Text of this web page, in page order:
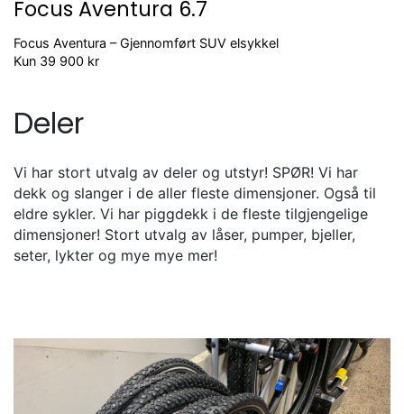
Focus Aventura 6.7
Focus Aventura – Gjennomført SUV elsykkel
Kun 39 900 kr
Deler
Vi har stort utvalg av deler og utstyr! SPØR! Vi har
dekk og slanger i de aller fleste dimensjoner. Også til
eldre sykler. Vi har piggdekk i de fleste tilgjengelige
dimensjoner! Stort utvalg av låser, pumper, bjeller,
seter, lykter og mye mye mer!